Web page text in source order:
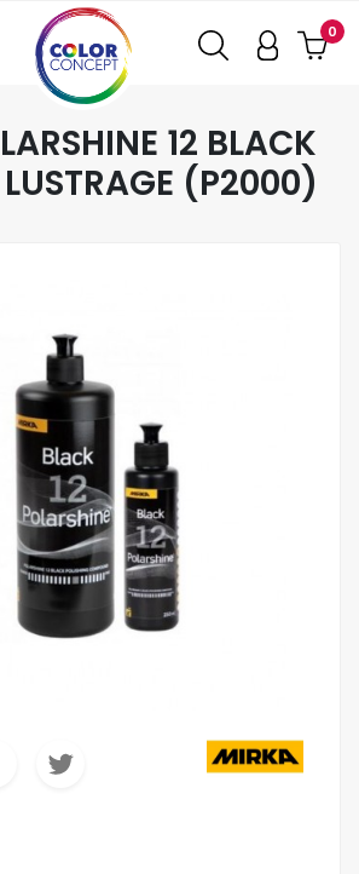
0
12 BLACK
(P2000)